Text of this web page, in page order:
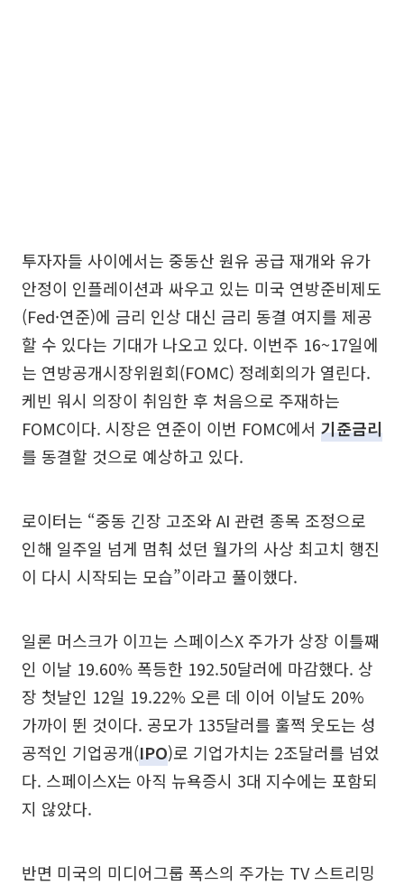
투자자들 사이에서는 중동산 원유 공급 재개와 유가
안정이 인플레이션과 싸우고 있는 미국 연방준비제도
(Fed·연준)에 금리 인상 대신 금리 동결 여지를 제공
할 수 있다는 기대가 나오고 있다. 이번주 16~17일에
는 연방공개시장위원회(FOMC) 정례회의가 열린다.
케빈 워시 의장이 취임한 후 처음으로 주재하는
FOMC이다. 시장은 연준이 이번 FOMC에서 기준금리
를 동결할 것으로 예상하고 있다.
로이터는 “중동 긴장 고조와 AI 관련 종목 조정으로
인해 일주일 넘게 멈춰 섰던 월가의 사상 최고치 행진
이 다시 시작되는 모습”이라고 풀이했다.
일론 머스크가 이끄는 스페이스X 주가가 상장 이틀째
인 이날 19.60% 폭등한 192.50달러에 마감했다. 상
장 첫날인 12일 19.22% 오른 데 이어 이날도 20%
가까이 뛴 것이다. 공모가 135달러를 훌쩍 웃도는 성
공적인 기업공개(IPO)로 기업가치는 2조달러를 넘었
다. 스페이스X는 아직 뉴욕증시 3대 지수에는 포함되
지 않았다.
반면 미국의 미디어그룹 폭스의 주가는 TV 스트리밍